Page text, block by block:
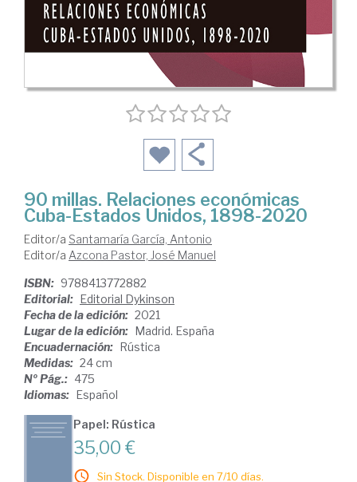
90 millas. Relaciones económicas
Cuba-Estados Unidos, 1898-2020
Editor/a Santamaría García, Antonio
Editor/a Azcona Pastor, José Manuel
ISBN: 9788413772882
Editorial: Editorial Dykinson
Fecha de la edición: 2021
Lugar de la edición: Madrid. España
Encuadernación: Rústica
Medidas: 24 cm
Nº Pág.: 475
Idiomas: Español
Papel: Rústica
35,00 €
Sin Stock. Disponible en 7/10 días.